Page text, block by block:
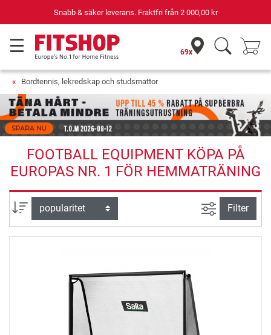
Snabb & säker leverans. Fraktfri från 2 000,00 kr
69x
Bordtennis, lekredskap och studsmattor
FOOTBALL EQUIPMENT KÖPA PÅ
EUROPAS NR. 1 FÖR HEMMATRÄNING
sortera efter Avancerad
Filter